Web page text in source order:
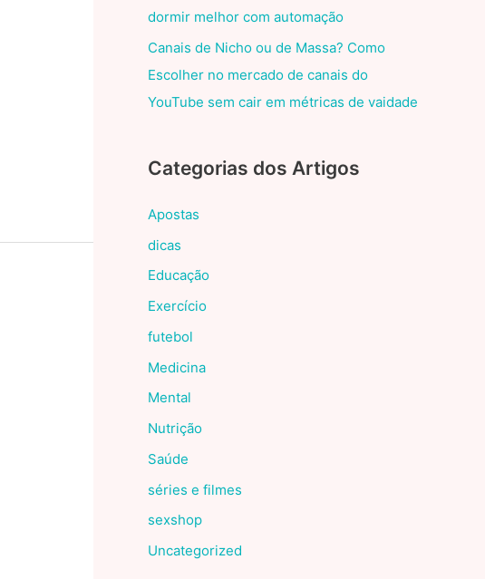
dormir melhor com automação
Canais de Nicho ou de Massa? Como
Escolher no mercado de canais do
YouTube sem cair em métricas de vaidade
Categorias dos Artigos
Apostas
dicas
Educação
Exercício
futebol
Medicina
Mental
Nutrição
Saúde
séries e filmes
sexshop
Uncategorized